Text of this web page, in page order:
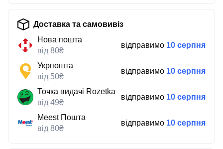
Доставка та самовивіз
Нова пошта
від 80₴
відправимо 10 серпня
Укрпошта
від 50₴
відправимо 10 серпня
Точка видачі Rozetka
від 49₴
відправимо 10 серпня
Meest Пошта
від 80₴
відправимо 10 серпня